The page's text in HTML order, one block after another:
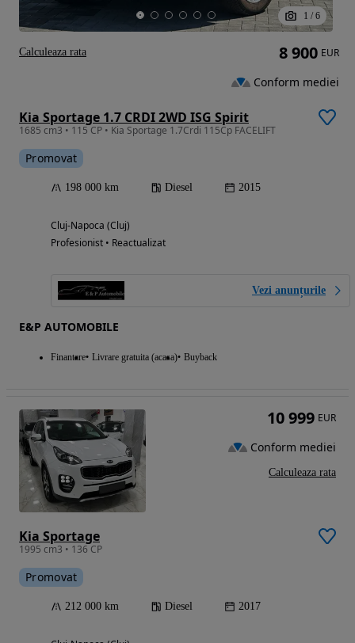
1 / 6
Kia Sportage 1.7 CRDI 2WD ISG Spirit
1685 cm3 • 115 CP • Kia Sportage 1.7Crdi 115Cp FACELIFT
Promovat
198 000 km Diesel 2015
Cluj-Napoca (Cluj)
Profesionist • Reactualizat
Vezi anunțurile
E&P AUTOMOBILE
Finantare Livrare gratuita (acasa) Buyback
8 900 EUR
Conform mediei
Calculeaza rata
Kia Sportage
1995 cm3 • 136 CP
Promovat
212 000 km Diesel 2017
10 999 EUR
Conform mediei
Calculeaza rata